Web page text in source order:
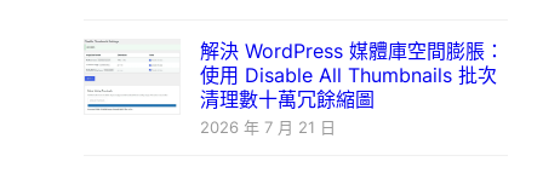
解決 WordPress 媒體庫空間膨脹：
使用 Disable All Thumbnails 批次
清理數十萬冗餘縮圖
2026 年 7 月 21 日